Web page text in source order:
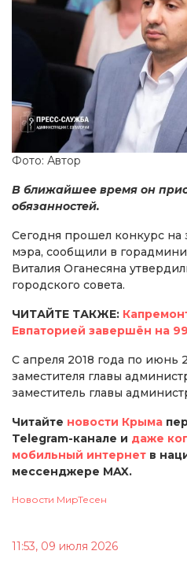
Фото: Автор
В ближайшее время он
обязанностей.
Сегодня прошел конкурс
мэра, сообщили в
Виталия Оганесяна
городского совета.
ЧИТАЙТЕ ТАКЖЕ:
Евпаторией завершён на
С апреля 2018 года по июнь
заместителя главы
заместитель главы
Читайте новости Крыма
Telegram-канале и даже
мобильный интернет в
мессенджере MAX.
Новости МирТесен
11:53, 09 июля 2026